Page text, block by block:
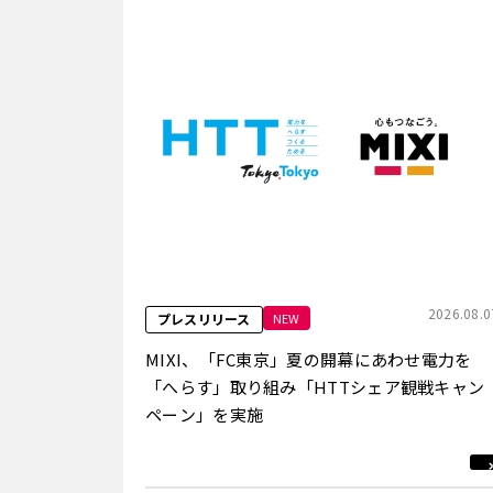
プレスリリース NEW
MIXI、「FC東京」夏の開幕にあわせ電力を
「へらす」取り組み「HTTシェア観戦キャン
ペーン」を実施